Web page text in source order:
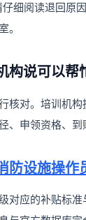
仔细阅读退回原
。
构说可以帮
核对。培训机构
、申领资格、到
防设施操作
对应的补贴标